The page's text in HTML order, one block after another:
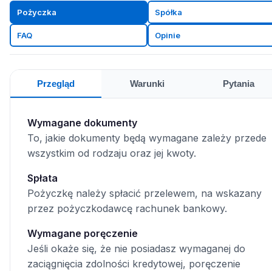
Pożyczka Spółka
FAQ Opinie
Przegląd Warunki Pytania
Wymagane dokumenty
To, jakie dokumenty będą wymagane zależy przede
wszystkim od rodzaju oraz jej kwoty.
Spłata
Pożyczkę należy spłacić przelewem, na wskazany
przez pożyczkodawcę rachunek bankowy.
Wymagane poręczenie
Jeśli okaże się, że nie posiadasz wymaganej do
zaciągnięcia zdolności kredytowej, poręczenie